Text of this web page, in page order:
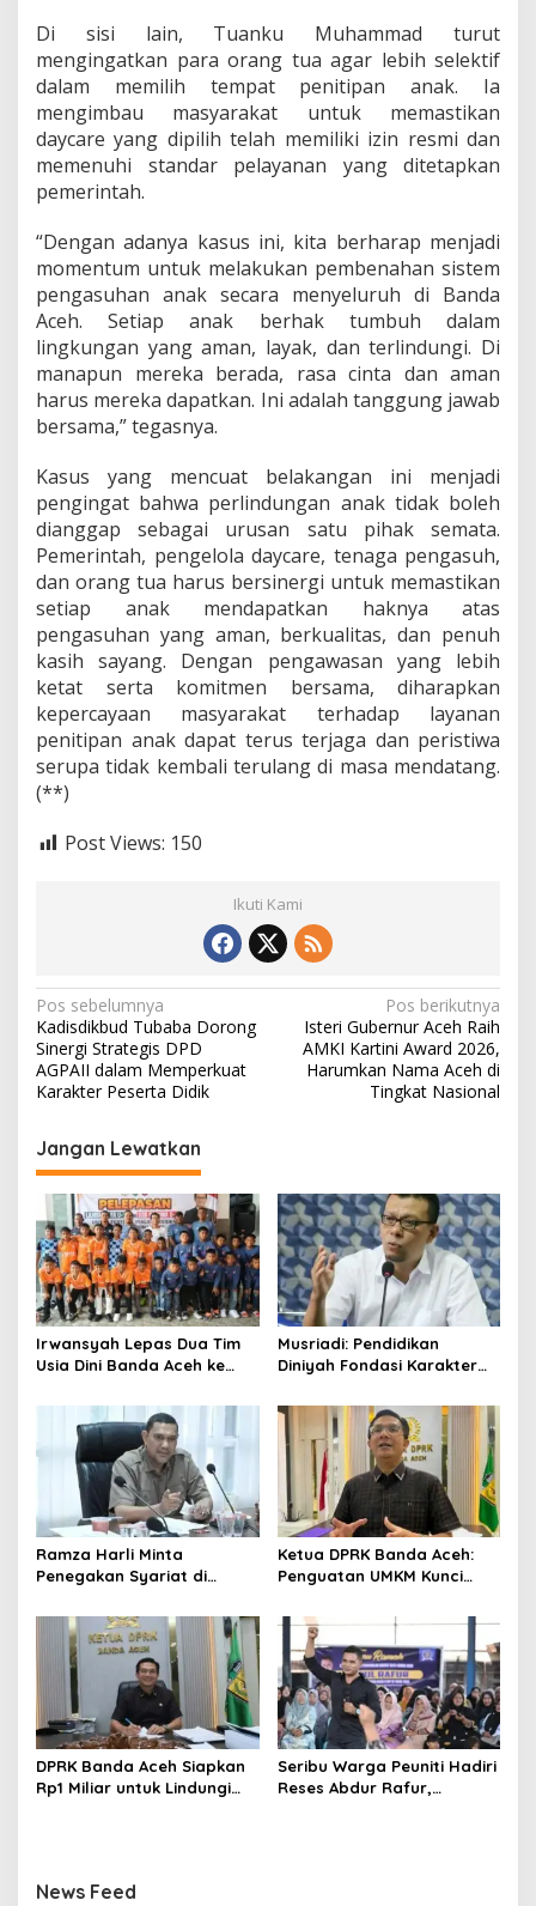
Di sisi lain, Tuanku Muhammad turut
mengingatkan para orang tua agar lebih selektif
dalam memilih tempat penitipan anak. Ia
mengimbau masyarakat untuk memastikan
daycare yang dipilih telah memiliki izin resmi dan
memenuhi standar pelayanan yang ditetapkan
pemerintah.
“Dengan adanya kasus ini, kita berharap menjadi
momentum untuk melakukan pembenahan sistem
pengasuhan anak secara menyeluruh di Banda
Aceh. Setiap anak berhak tumbuh dalam
lingkungan yang aman, layak, dan terlindungi. Di
manapun mereka berada, rasa cinta dan aman
harus mereka dapatkan. Ini adalah tanggung jawab
bersama,” tegasnya.
Kasus yang mencuat belakangan ini menjadi
pengingat bahwa perlindungan anak tidak boleh
dianggap sebagai urusan satu pihak semata.
Pemerintah, pengelola daycare, tenaga pengasuh,
dan orang tua harus bersinergi untuk memastikan
setiap anak mendapatkan haknya atas
pengasuhan yang aman, berkualitas, dan penuh
kasih sayang. Dengan pengawasan yang lebih
ketat serta komitmen bersama, diharapkan
kepercayaan masyarakat terhadap layanan
penitipan anak dapat terus terjaga dan peristiwa
serupa tidak kembali terulang di masa mendatang.
(**)
Post Views: 150
Ikuti Kami
N
a
v
g
a
s
i
p
o
s
Pos sebelumnya
Kadisdikbud Tubaba Dorong
Sinergi Strategis DPD
AGPAII dalam Memperkuat
Karakter Peserta Didik
Pos berikutnya
Isteri Gubernur Aceh Raih
AMKI Kartini Award 2026,
Harumkan Nama Aceh di
Tingkat Nasional
Jangan Lewatkan
Irwansyah Lepas Dua Tim
Usia Dini Banda Aceh ke
Musriadi: Pendidikan
Diniyah Fondasi Karakter
Ramza Harli Minta
Penegakan Syariat di
dan Tanpa Intervensi
Ketua DPRK Banda Aceh:
Penguatan UMKM Kunci
DPRK Banda Aceh Siapkan
Rp1 Miliar untuk Lindungi
Seribu Warga Peuniti Hadiri
Reses Abdur Rafur,
News Feed